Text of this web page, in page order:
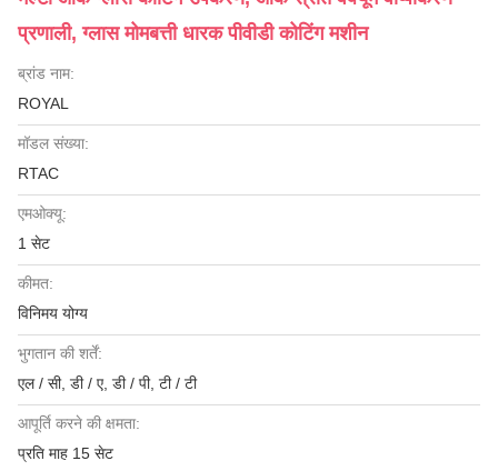
प्रणाली, ग्लास मोमबत्ती धारक पीवीडी कोटिंग मशीन
ब्रांड नाम:
ROYAL
मॉडल संख्या:
RTAC
एमओक्यू:
1 सेट
कीमत:
विनिमय योग्य
भुगतान की शर्तें:
एल / सी, डी / ए, डी / पी, टी / टी
आपूर्ति करने की क्षमता:
प्रति माह 15 सेट